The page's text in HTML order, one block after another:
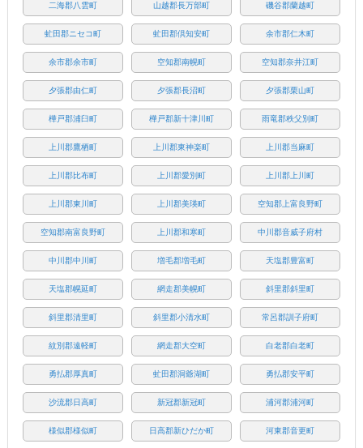
二海郡八雲町 山越郡長万部町 磯谷郡蘭越町
虻田郡ニセコ町 虻田郡倶知安町 余市郡仁木町
余市郡余市町 空知郡南幌町 空知郡奈井江町
夕張郡由仁町 夕張郡長沼町 夕張郡栗山町
樺戸郡浦臼町 樺戸郡新十津川町 雨竜郡秩父別町
上川郡鷹栖町 上川郡東神楽町 上川郡当麻町
上川郡比布町 上川郡愛別町 上川郡上川町
上川郡東川町 上川郡美瑛町 空知郡上富良野町
空知郡南富良野町 上川郡和寒町 中川郡音威子府村
中川郡中川町 増毛郡増毛町 天塩郡豊富町
天塩郡幌延町 網走郡美幌町 斜里郡斜里町
斜里郡清里町 斜里郡小清水町 常呂郡訓子府町
紋別郡遠軽町 網走郡大空町 白老郡白老町
勇払郡厚真町 虻田郡洞爺湖町 勇払郡安平町
沙流郡日高町 新冠郡新冠町 浦河郡浦河町
様似郡様似町 日高郡新ひだか町 河東郡音更町